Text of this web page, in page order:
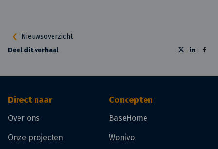
Nieuwsoverzicht
Deel dit verhaal
Direct naar
Over ons
Onze projecten
Concepten
BaseHome
Wonivo